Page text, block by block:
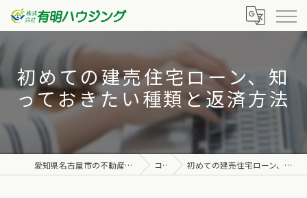
初めての建売住宅ローン、知
っておきたい種類と返済方法
愛知県名古屋市の不動産なら株式会社有明ハウジング コラム 初めての建売住宅ローン、知っておきたい種類と返済方法